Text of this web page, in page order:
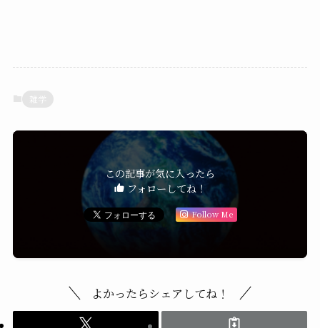
雑学
この記事が気に入ったら
フォローしてね！
Follow Me
よかったらシェアしてね！